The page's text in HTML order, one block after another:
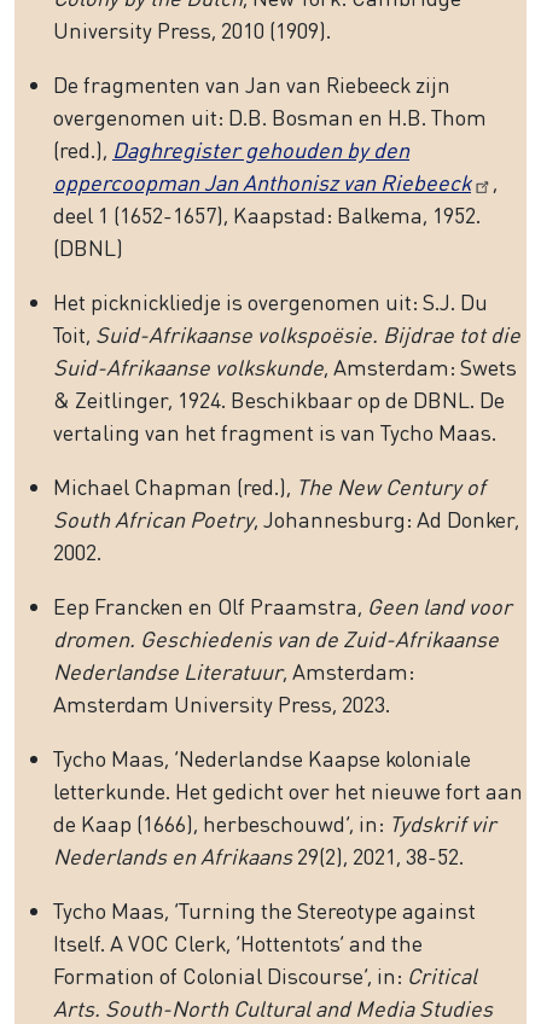
University Press, 2010 (1909).
De fragmenten van Jan van Riebeeck zijn
overgenomen uit: D.B. Bosman en H.B. Thom
(red.), Daghregister gehouden by den
oppercoopman Jan Anthonisz van Riebeeck
,
deel 1 (1652-1657), Kaapstad: Balkema, 1952.
(DBNL)
Het picknickliedje is overgenomen uit: S.J. Du
Toit, Suid-Afrikaanse volkspoësie. Bijdrae tot die
Suid-Afrikaanse volkskunde, Amsterdam: Swets
& Zeitlinger, 1924. Beschikbaar op de DBNL. De
vertaling van het fragment is van Tycho Maas.
Michael Chapman (red.), The New Century of
South African Poetry, Johannesburg: Ad Donker,
2002.
Eep Francken en Olf Praamstra, Geen land voor
dromen. Geschiedenis van de Zuid-Afrikaanse
Nederlandse Literatuur, Amsterdam:
Amsterdam University Press, 2023.
Tycho Maas, ‘Nederlandse Kaapse koloniale
letterkunde. Het gedicht over het nieuwe fort aan
de Kaap (1666), herbeschouwd’, in: Tydskrif vir
Nederlands en Afrikaans29(2), 2021, 38-52.
Tycho Maas, ‘Turning the Stereotype against
Itself. A VOC Clerk, ‘Hottentots’ and the
Formation of Colonial Discourse’, in: Critical
Arts. South-North Cultural and Media Studies